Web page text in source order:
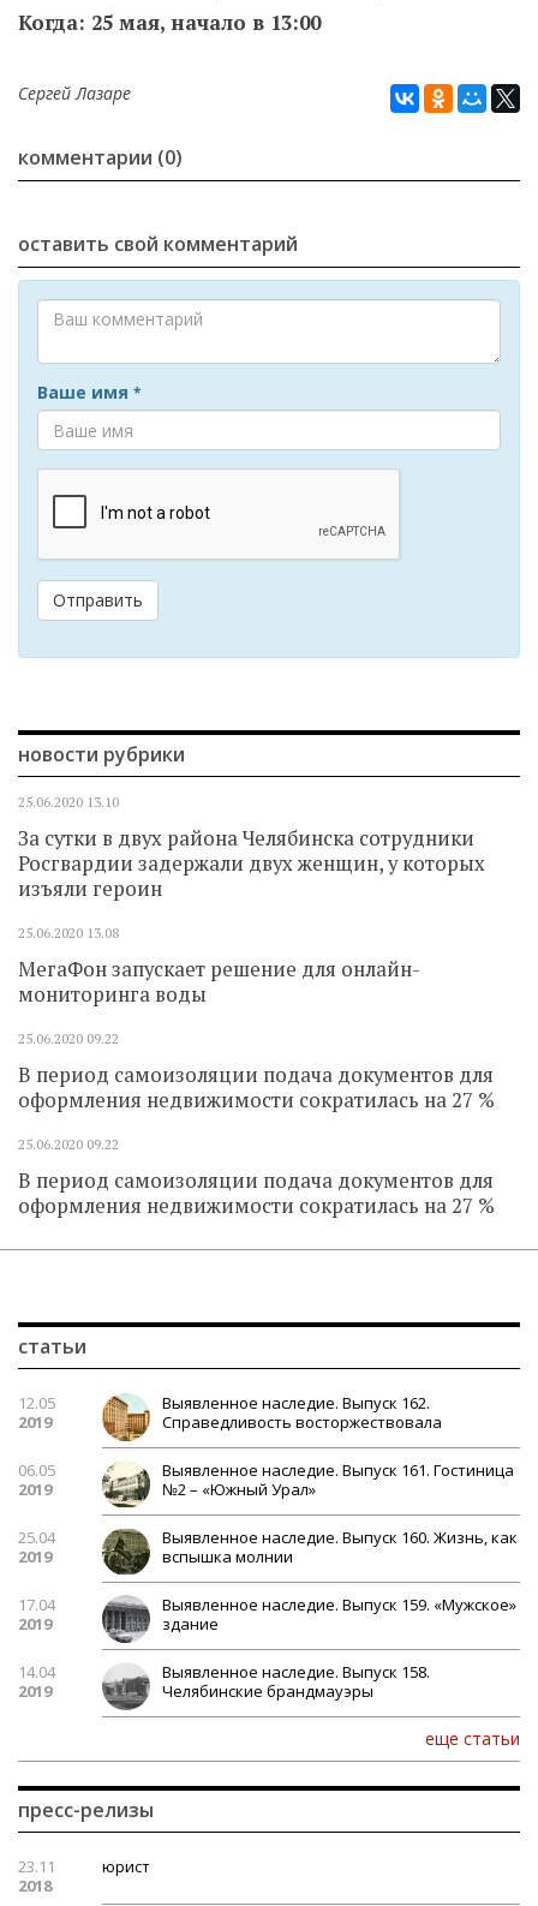
Когда: 25 мая, начало в 13:00
Сергей Лазаре
комментарии (0)
оставить свой комментарий
Ваше имя *
Отправить
новости рубрики
25.06.2020 13.10
За сутки в двух района Челябинска сотрудники
Росгвардии задержали двух женщин, у которых
изъяли героин
25.06.2020 13.08
МегаФон запускает решение для онлайн-
мониторинга воды
25.06.2020 09.22
В период самоизоляции подача документов для
оформления недвижимости сократилась на 27 %
25.06.2020 09.22
В период самоизоляции подача документов для
оформления недвижимости сократилась на 27 %
статьи
12.05
2019
Выявленное наследие. Выпуск 162.
Справедливость восторжествовала
06.05
2019
Выявленное наследие. Выпуск 161. Гостиница
№2 – «Южный Урал»
25.04
2019
Выявленное наследие. Выпуск 160. Жизнь, как
вспышка молнии
17.04
2019
Выявленное наследие. Выпуск 159. «Мужское»
здание
14.04
2019
Выявленное наследие. Выпуск 158.
Челябинские брандмауэры
еще статьи
пресс-релизы
23.11
2018
юрист